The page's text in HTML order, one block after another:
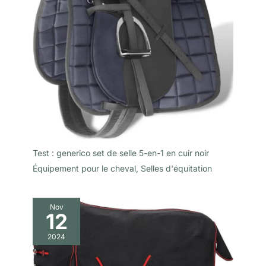
le nettoyage et l’entretien
de la selle plus facile.
Test : generico set de selle 5-en-1 en cuir noir
Équipement pour le cheval, Selles d'équitation
Nov
12
2024